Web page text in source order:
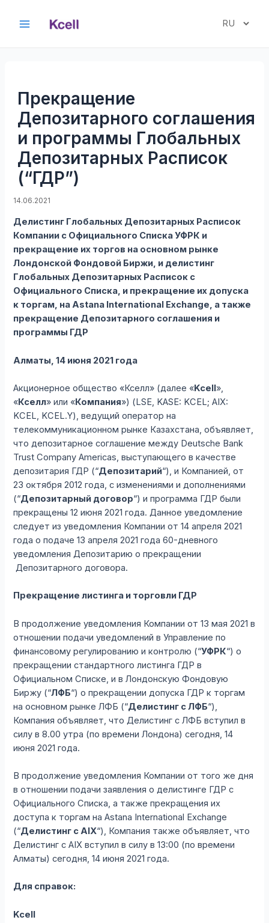
Выбрать
Прекращение
Депозитарного соглашения
и программы Глобальных
Депозитарных Расписок
(“ГДР”)
14.06.2021
Делистинг Глобальных Депозитарных Расписок
Компании с Официального Списка УФРК и
прекращение их торгов на основном рынке
Лондонской Фондовой Биржи, и делистинг
Глобальных Депозитарных Расписок с
Официального Списка, и прекращение их допуска
к торгам, на Astana International Exchange, а также
прекращение Депозитарного соглашения и
программы ГДР
Алматы, 14 июня 2021 года
Акционерное общество «Кселл» (далее «Kcell»,
«Кселл» или «Компания») (LSE, KASE: KCEL; AIX:
KCEL, KCEL.Y), ведущий оператор на
телекоммуникационном рынке Казахстана, объявляет,
что депозитарное соглашение между Deutsche Bank
Trust Company Americas, выступающего в качестве
депозитария ГДР (“Депозитарий“), и Компанией, от
23 октября 2012 года, с изменениями и дополнениями
(“Депозитарный договор“) и программа ГДР были
прекращены 12 июня 2021 года. Данное уведомление
следует из уведомления Компании от 14 апреля 2021
года о подаче 13 апреля 2021 года 60-дневного
уведомления Депозитарию о прекращении
Депозитарного договора.
Прекращение листинга и торговли ГДР
В продолжение уведомления Компании от 13 мая 2021 в
отношении подачи уведомлений в Управление по
финансовому регулированию и контролю (“УФРК“) о
прекращении стандартного листинга ГДР в
Официальном Списке, и в Лондонскую Фондовую
Биржу (“ЛФБ“) о прекращении допуска ГДР к торгам
на основном рынке ЛФБ (“Делистинг с ЛФБ“),
Компания объявляет, что Делистинг с ЛФБ вступил в
силу в 8.00 утра (по времени Лондона) сегодня, 14
июня 2021 года.
В продолжение уведомления Компании от того же дня
в отношении подачи заявления о делистинге ГДР с
Официального Списка, а также прекращения их
доступа к торгам на Astana International Exchange
(“Делистинг с AIX“), Компания также объявляет, что
Делистинг с AIX вступил в силу в 13:00 (по времени
Алматы) сегодня, 14 июня 2021 года.
Для справок:
Kcell